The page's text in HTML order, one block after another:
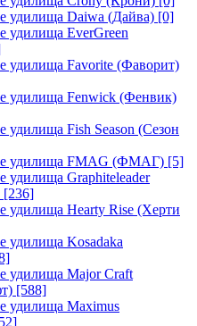
удилища Daiwa (Дайва) [0]
удилища EverGreen
удилища Favorite (Фаворит)
удилища Fenwick (Фенвик)
Fish Season (Сезон
удилища FMAG (ФМАГ) [5]
удилища Graphiteleader
[236]
удилища Hearty Rise (Херти
удилища Kosadaka
удилища Major Craft
[588]
удилища Maximus